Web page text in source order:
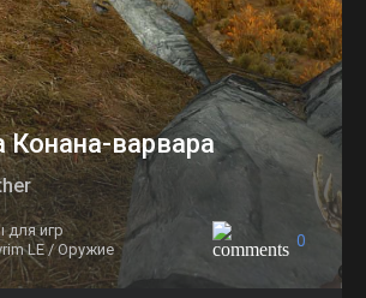
Конана-варвара
игр
LE / Оружие 0